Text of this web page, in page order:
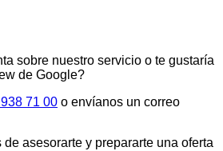
sobre nuestro servicio o te gustaría
de Google?
71 00 o envíanos un correo
asesorarte y prepararte una oferta